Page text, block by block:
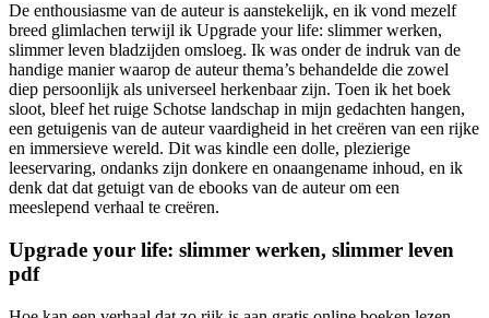
De enthousiasme van de auteur is aanstekelijk, en ik vond mezelf
breed glimlachen terwijl ik Upgrade your life: slimmer werken,
slimmer leven bladzijden omsloeg. Ik was onder de indruk van de
handige manier waarop de auteur thema’s behandelde die zowel
diep persoonlijk als universeel herkenbaar zijn. Toen ik het boek
sloot, bleef het ruige Schotse landschap in mijn gedachten hangen,
een getuigenis van de auteur vaardigheid in het creëren van een rijke
en immersieve wereld. Dit was kindle een dolle, plezierige
leeservaring, ondanks zijn donkere en onaangename inhoud, en ik
denk dat dat getuigt van de ebooks van de auteur om een
meeslepend verhaal te creëren.
Upgrade your life: slimmer werken, slimmer leven
pdf